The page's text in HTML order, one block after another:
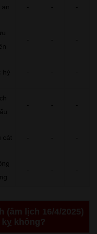
- - -
- - -
hỷ - - -
- - -
cát - - -
- - -
(âm lịch 16/4/2025)
không?